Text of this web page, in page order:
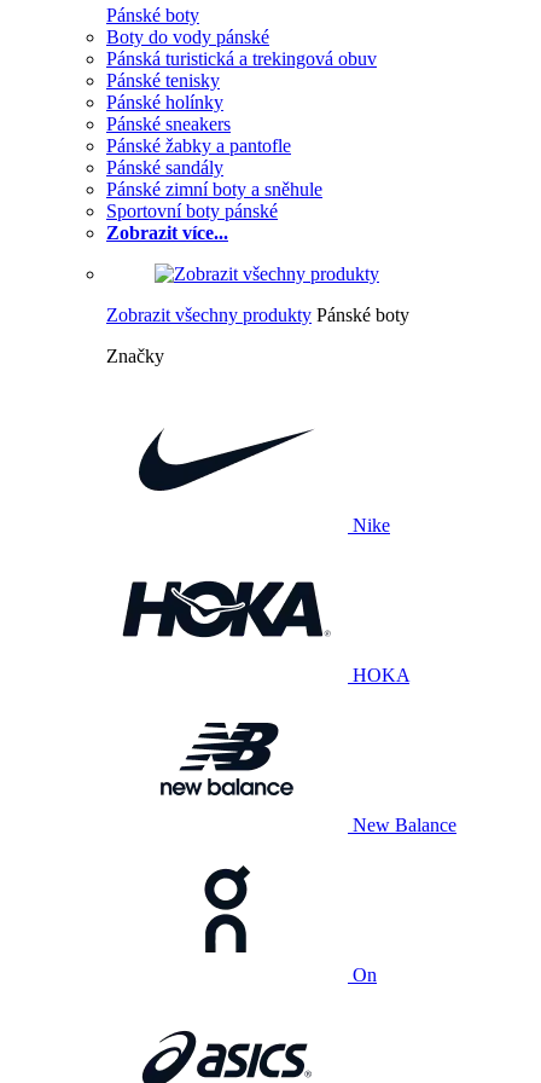
Pánské boty
Boty do vody pánské
Pánská turistická a trekingová obuv
Pánské tenisky
Pánské holínky
Pánské sneakers
Pánské žabky a pantofle
Pánské sandály
Pánské zimní boty a sněhule
Sportovní boty pánské
Zobrazit více...
Zobrazit všechny produkty Pánské boty
Značky
Nike
HOKA
New Balance
On